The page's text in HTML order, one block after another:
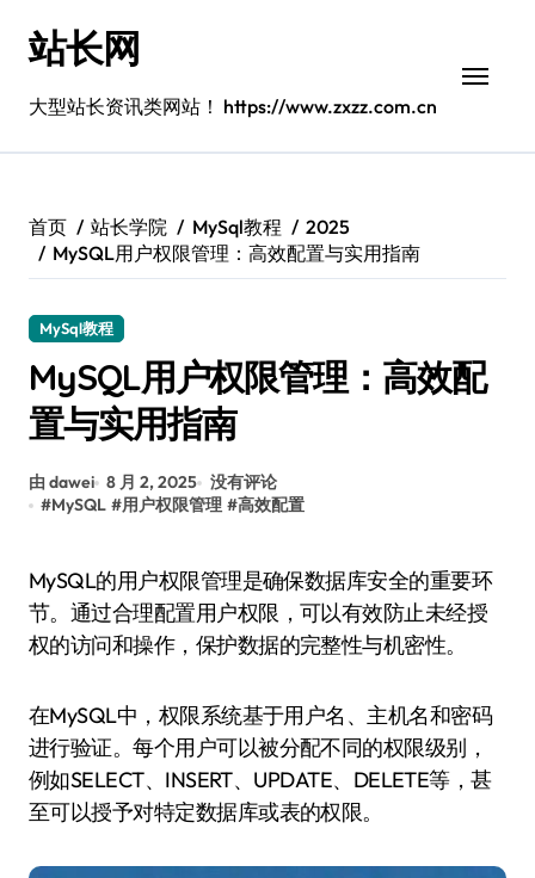
站长网
大型站长资讯类网站！ https://www.zxzz.com.cn
首页 站长学院 MySql教程
2025
MySQL用户权限管理：高效配置与实用指南
MySql教程
MySQL用户权限管理：高效配
置与实用指南
由 dawei 8 月 2, 2025 没有评论
#MySQL #用户权限管理 #高效配置
MySQL的用户权限管理是确保数据库安全的重要环
节。通过合理配置用户权限，可以有效防止未经授
权的访问和操作，保护数据的完整性与机密性。
在MySQL中，权限系统基于用户名、主机名和密码
进行验证。每个用户可以被分配不同的权限级别，
例如SELECT、INSERT、UPDATE、DELETE等，甚
至可以授予对特定数据库或表的权限。